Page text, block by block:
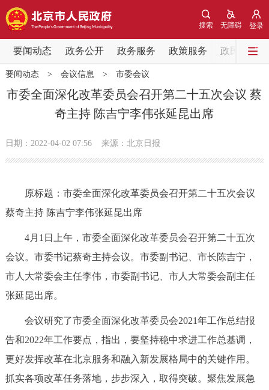
登录
无障碍
搜索
要闻动态 政务公开 政务服务 政策服务 政民互动
要闻动态
党中央精神 国务院信息
北京要闻 会议信息 部门动态
市领导 机构职能
决策公开 专题公开
政务服务
个人服务 法人服务 部门服务
便民服务 利企服务 投资项目
要闻动态> 会议信息 > 市委会议
市委全面深化改革委员会召开第二十五次会议 蔡
奇主持 陈吉宁李伟张延昆出席
日期：2022-04-02 07:56 来源：北京日报
原标题：市委全面深化改革委员会召开第二十五次会议
蔡奇主持 陈吉宁李伟张延昆出席
4月1日上午，市委全面深化改革委员会召开第二十五次
会议。市委书记蔡奇主持会议。市委副书记、市长陈吉宁，
市人大常委会主任李伟，市委副书记、市人大常委会副主任
张延昆出席。
会议研究了市委全面深化改革委员会2021年工作总结报
告和2022年工作要点，指出，要坚持稳中求进工作总基调，
更好发挥改革在北京服务和融入新发展格局中的关键作用。
抓实各项改革任务落地，步步深入，取得突破。聚焦发展急